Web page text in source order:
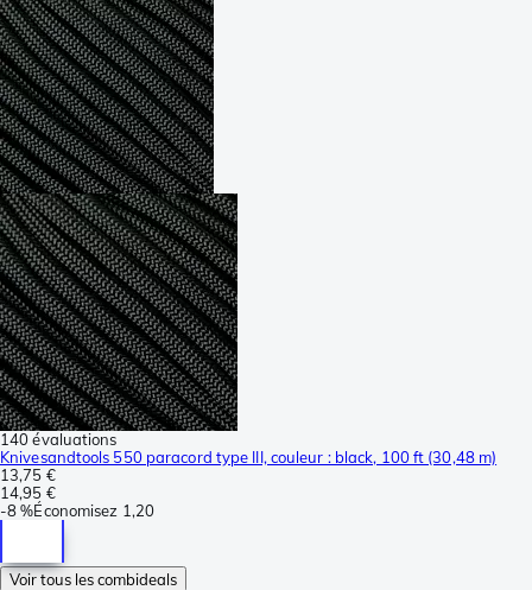
140 évaluations
Knivesandtools 550 paracord type III, couleur : black, 100 ft (30,48 m)
13,75 €
14,95 €
-8 %Économisez 1,20
Voir tous les combideals